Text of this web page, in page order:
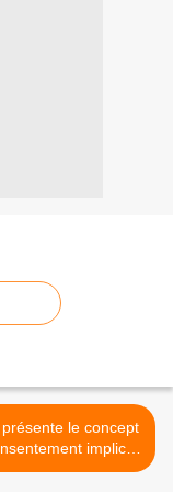
présente le concept
implicite
» pour la vaccination >